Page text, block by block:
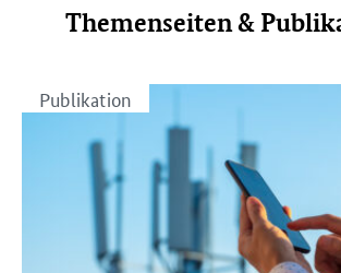
Themenseiten &
Publikation